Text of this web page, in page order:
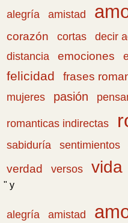
alegría amistad
corazón
cortas decir
distancia emociones
felicidad frases
mujeres
pasión
romanticas indirectas
sabiduría sentimientos
verdad
versos vida
" y
alegría amistad